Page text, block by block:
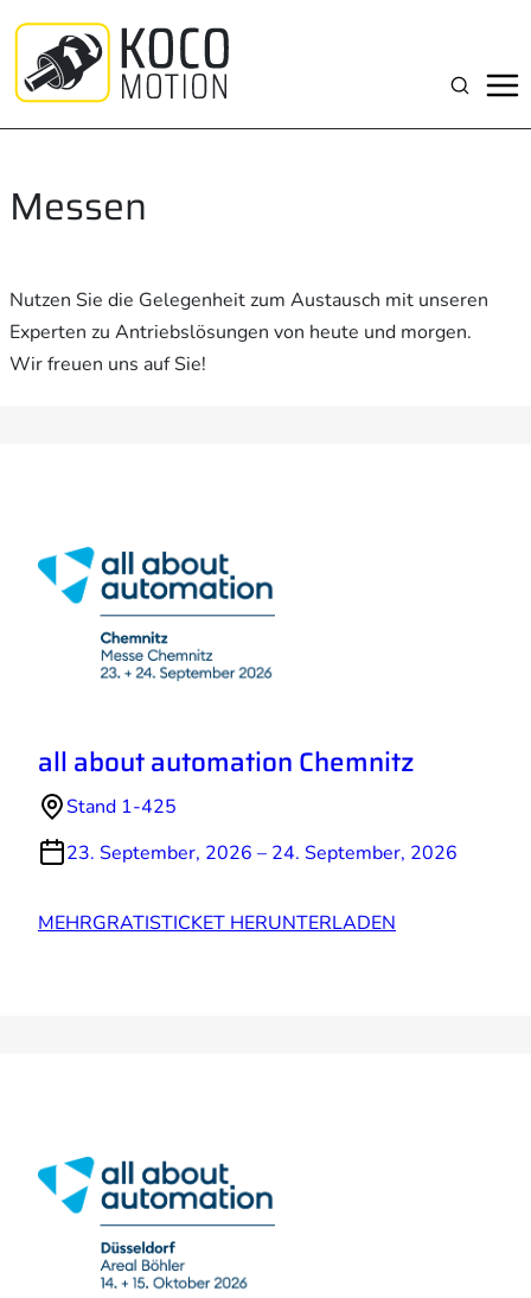
Inhalt
springen
Suchen
Messen
Nutzen Sie die Gelegenheit zum Austausch mit unseren
Experten zu Antriebslösungen von heute und morgen.
Wir freuen uns auf Sie!
all about automation Chemnitz
Stand 1-425
23. September, 2026 – 24. September, 2026
MEHRGRATISTICKET HERUNTERLADEN